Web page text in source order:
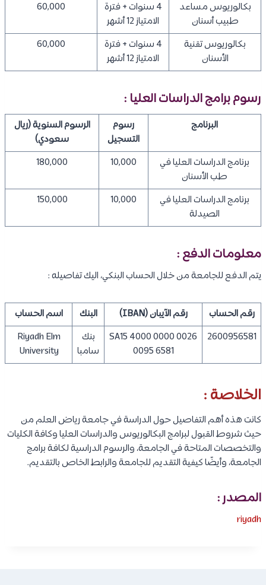
بكالوريوس مساعد
طبيب أسنان
4 سنوات + فترة
الامتياز 12 أشهر
60,000
بكالوريوس تقنية
الأسنان
4 سنوات + فترة
الامتياز 12 أشهر
60,000
رسوم برامج الدراسات العليا :
البرنامج
رسوم
التسجيل
الرسوم السنوية (ريال
سعودي)
برنامج الدراسات العليا في
طب الأسنان
10,000
180,000
برنامج الدراسات العليا في
الصيدلة
10,000
150,000
معلومات الدفع :
يتم الدفع للجامعة من خلال الحساب البنكي، اليك تفاصيله :
رقم الحساب رقم الآيبان (IBAN) البنك
اسم الحساب
2600956581
SA15 4000 0000 0026
0095 6581
بنك
سامبا
Riyadh Elm
University
الخلاصة :
كانت هذه أهم التفاصيل حول الدراسة في جامعة رياض العلم من
حيث شروط القبول لبرامج البكالوريوس والدراسات العليا وكافة الكليات
والتخصصات المتاحة في الجامعة، والرسوم الدراسية لكافة برامج
الجامعة، وأيضًا كيفية التقديم للجامعة والرابط الخاص بالتقديم.
المصدر :
riyadh